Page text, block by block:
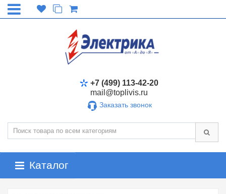
+7 (499) 113-42-20
mail@toplivis.ru
Заказать звонок
Каталог